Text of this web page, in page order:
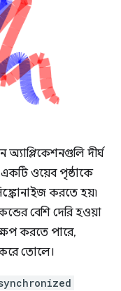
অ্যাপ্লিকেশনগুলি দীর্ঘ
ওয়েব পৃষ্ঠাকে
করতে হয়৷
বেশি দেরি হওয়া
করতে পারে,
তোলে।